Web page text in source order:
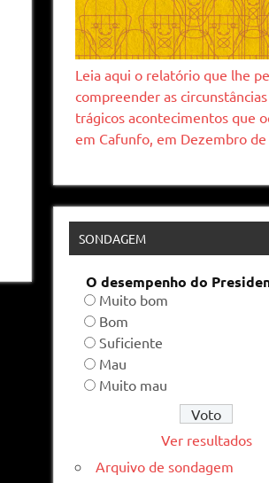
Leia aqui o relatório que lhe
compreender as
trágicos acontecimentos que
em Cafunfo, em Dezembro de
SONDAGEM
O desempenho do
Muito bom
Bom
Suficiente
Mau
Muito mau
Ver resultados
Arquivo de sondagem